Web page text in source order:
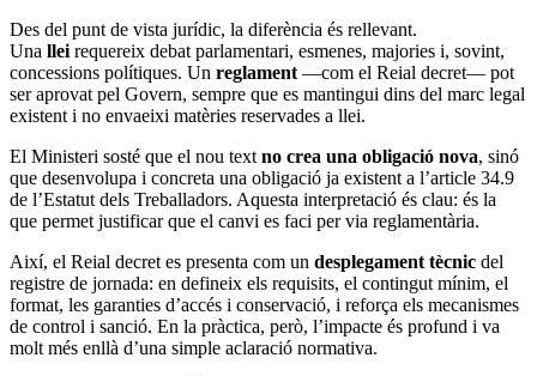
Des del punt de vista jurídic, la diferència és rellevant.
Una llei requereix debat parlamentari, esmenes, majories i, sovint,
concessions polítiques. Un reglament —com el Reial decret— pot
ser aprovat pel Govern, sempre que es mantingui dins del marc legal
existent i no envaeixi matèries reservades a llei.
El Ministeri sosté que el nou text no crea una obligació nova, sinó
que desenvolupa i concreta una obligació ja existent a l’article 34.9
de l’Estatut dels Treballadors. Aquesta interpretació és clau: és la
que permet justificar que el canvi es faci per via reglamentària.
Així, el Reial decret es presenta com un desplegament tècnic del
registre de jornada: en defineix els requisits, el contingut mínim, el
format, les garanties d’accés i conservació, i reforça els mecanismes
de control i sanció. En la pràctica, però, l’impacte és profund i va
molt més enllà d’una simple aclaració normativa.